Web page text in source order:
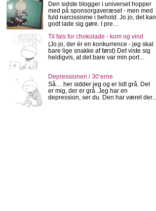
Den sidste blogger i universet hopper
med på sponsorgaveræset - men med
fuld narcissisme i behold. Jo jo, det kan
godt lade sig gøre. I pre...
Til fals for chokolade - kom og vind
(Jo jo, der ér en konkurrence - jeg skal
bare lige snakke af først) Det viste sig
heldigvis, at det bare var min port...
Depressionen i 30’erne
Så… her sidder jeg og er lidt grå. Det
er mig, der er grå. Jeg har en
depression, ser du. Den har været der...